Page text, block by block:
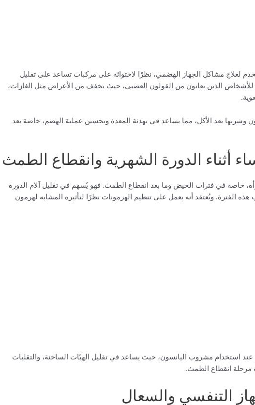
لعلاج مشاكل الجهاز الهضمي، نظرًا لاحتوائه على مركبات تساعد على تقليل
للأشخاص الذين يعانون من القولون العصبي، حيث يخفف من الأعراض مثل الغازات،
وشربها بعد الأكل، مما يساعد في تهدئة المعدة وتحسين عملية الهضم، خاصة بعد
أثناء الدورة الشهرية وانقطاع الطمث
خاصة في فترات الحيض وما بعد انقطاع الطمث. فهو يُسهم في تقليل آلام الدورة
الفترة. ويُعتقد أنه يعمل على تنظيم الهرمونات نظرًا لتأثيره المشابه لهرمون
استخدام مشروب اليانسون، حيث يساعد في تقليل الهبّات الساخنة، والتقلبات
مرحلة انقطاع الطمث.
التنفسي والسعال